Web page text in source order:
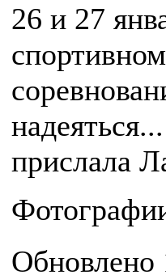
26 и 27
прислала
Обновлено